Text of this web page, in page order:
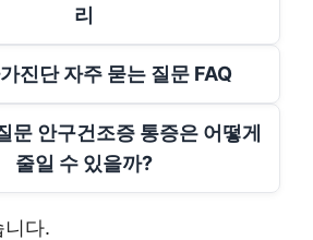
리
진단 자주 묻는 질문 FAQ
문 안구건조증 통증은 어떻게
줄일 수 있을까?
니다.